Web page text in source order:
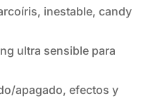
inestable, candy
ultra sensible para
apagado, efectos y